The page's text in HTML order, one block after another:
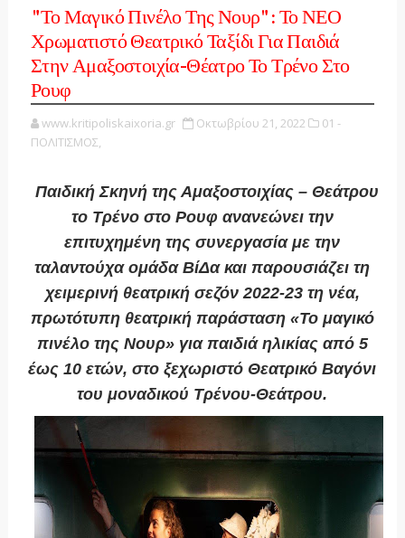
"Το Μαγικό Πινέλο Της Νουρ": Το ΝΕΟ
Χρωματιστό Θεατρικό Ταξίδι Για Παιδιά
Στην Αμαξοστοιχία-Θέατρο Το Τρένο Στο
Ρουφ
www.kritipoliskaixoria.gr Οκτωβρίου 21, 2022
01 -
ΠΟΛΙΤΙΣΜΟΣ,
Παιδική Σκηνή της Αμαξοστοιχίας – Θεάτρου
το Τρένο στο Ρουφ ανανεώνει την
επιτυχημένη της συνεργασία με την
ταλαντούχα ομάδα ΒίΔα και παρουσιάζει τη
χειμερινή θεατρική σεζόν 2022-23 τη νέα,
πρωτότυπη θεατρική παράσταση «Το μαγικό
πινέλο της Νουρ» για παιδιά ηλικίας από 5
έως 10 ετών, στο ξεχωριστό Θεατρικό Βαγόνι
του μοναδικού Τρένου-Θεάτρου.